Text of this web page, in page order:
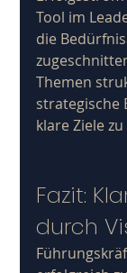
Tool im
die
Themen
strategische
klare Ziele
Fazit:
durch